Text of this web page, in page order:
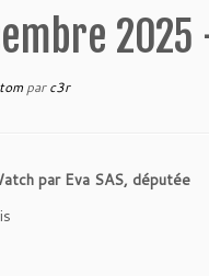
parc3r
par Eva SAS, députée